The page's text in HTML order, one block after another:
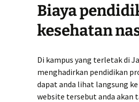
Biaya
kesehatan
Di kampus yang terletak di
menghadirkan pendidikan
dapat anda lihat langsung
website tersebut anda akan